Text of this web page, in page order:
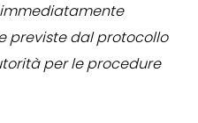
previste dal protocollo
per le procedure